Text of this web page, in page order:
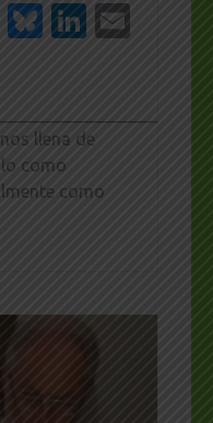
Messenger
Bluesky
llena de
como
como